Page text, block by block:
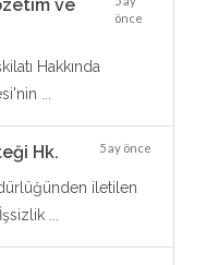
ve
önce
Hakkında
...
Hk. 5 ay önce
iletilen
...